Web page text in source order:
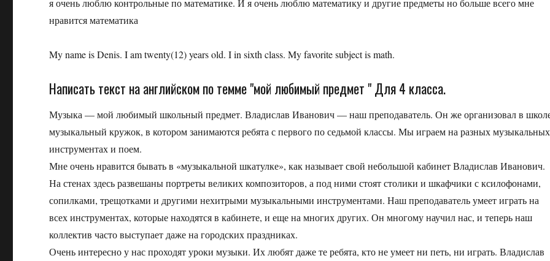
я очень люблю контрольные по математике. И я очень люблю математику и другие предметы но больше всего мне
нравится математика
My name is Denis. I am twenty(12) years old. I in sixth class. My favorite subject is math.
Написать текст на английском по темме "мой любимый предмет " Для 4 класса.
Музыка — мой любимый школьный предмет. Владислав Иванович — наш преподаватель. Он же организовал в
музыкальный кружок, в котором занимаются ребята с первого по седьмой классы. Мы играем на разных музыкальных
инструментах и поем.
Мне очень нравится бывать в «музыкальной шкатулке», как называет свой небольшой кабинет Владислав Иванович.
На стенах здесь развешаны портреты великих композиторов, а под ними стоят столики и шкафчики с ксилофонами,
сопилками, трещотками и другими нехитрыми музыкальными инструментами. Наш преподаватель умеет играть на
всех инструментах, которые находятся в кабинете, и еще на многих других. Он многому научил нас, и теперь наш
коллектив часто выступает даже на городских праздниках.
Очень интересно у нас проходят уроки музыки. Их любят даже те ребята, кто не умеет ни петь, ни играть. Владислав